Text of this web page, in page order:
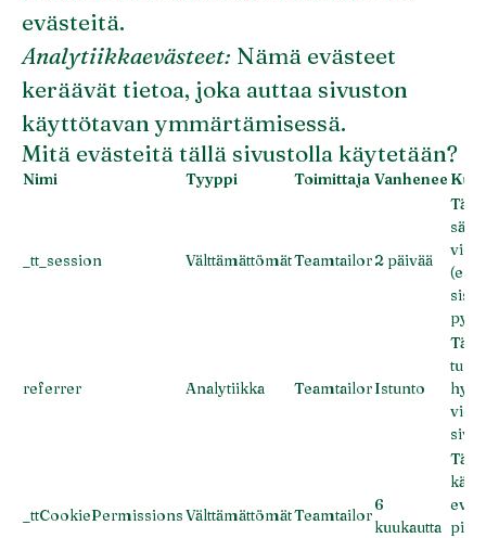
evästeitä.
Analytiikkaevästeet: Nämä evästeet
keräävät tietoa, joka auttaa sivuston
käyttötavan ymmärtämisessä.
Mitä evästeitä tällä sivustolla käytetään?
Nimi Tyyppi Toimittaja Vanhenee
_tt_session VälttämättömätTeamtailor2 päivää
referrer Analytiikka TeamtailorIstunto
_ttCookiePermissionsVälttämättömätTeamtailor
6
kuukautta
Tätä